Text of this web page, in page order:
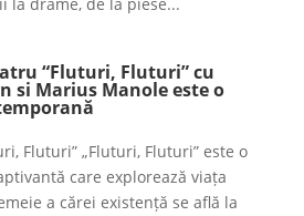
“Fluturi, Fluturi” cu
si Marius Manole este o
Fluturi” „Fluturi, Fluturi” este o
care explorează viața
a cărei existență se află la